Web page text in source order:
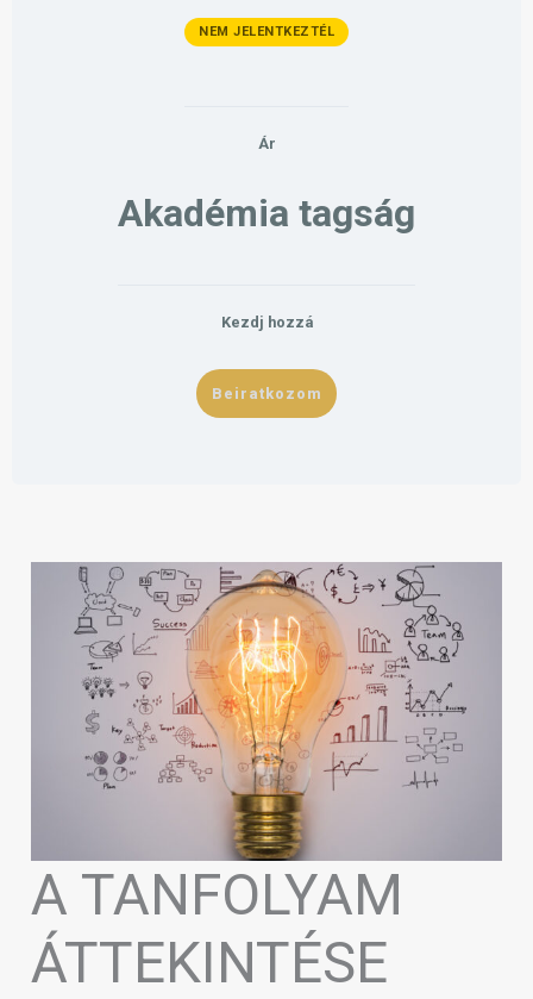
NEM JELENTKEZTÉL
Ár
Akadémia tagság
Kezdj hozzá
Beiratkozom
A TANFOLYAM
ÁTTEKINTÉSE